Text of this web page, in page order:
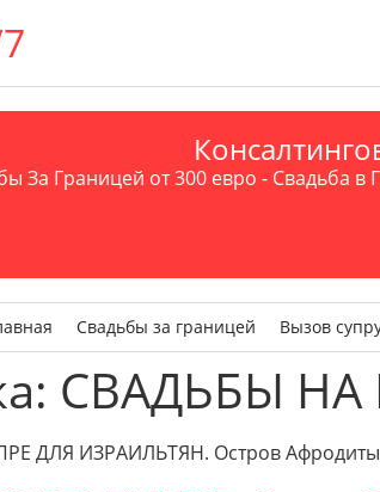
За Границей от 300 евро - Свадьба в
Свадьбы за границей Вызов
СВАДЬБЫ НА
ДЛЯ ИЗРАИЛЬТЯН. Остров Афродиты